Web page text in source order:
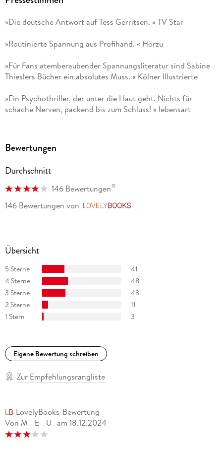
»Die deutsche Antwort auf Tess Gerritsen. « TV Star
»Routinierte Spannung aus Profihand. « Hörzu
»Für Fans atemberaubender Spannungsliteratur sind Sabine
Thieslers Bücher ein absolutes Muss. « Kölner Illustrierte
»Ein Psychothriller, der unter die Haut geht. Nichts für
schache Nerven, packend bis zum Schluss! « lebensart
Bewertungen
Durchschnitt
146 Bewertungen15
146 Bewertungen von
Übersicht
5 Sterne
41
4 Sterne
48
3 Sterne
43
2 Sterne
11
1 Stern
3
Eigene Bewertung schreiben
Zur Empfehlungsrangliste
LovelyBooks-Bewertung
Von M__E__U_ am 18.12.2024